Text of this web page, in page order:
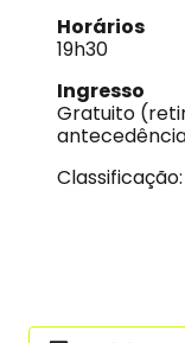
Horários
19h30
Ingresso
Gratuito